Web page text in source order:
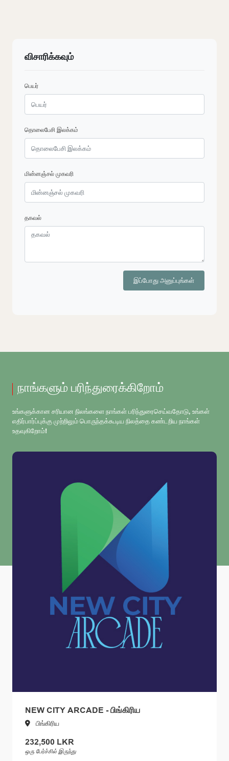
விசாரிக்கவும்
பெயர்
தொலைபேசி இலக்கம்
மின்னஞ்சல் முகவரி
தகவல்
இப்போது அனுப்புங்கள்
நாங்களும் பரிந்துரைக்கிறோம்
உங்களுக்கான சரியான நிலங்களை நாங்கள் பரிந்துரைசெய்வதோடு, உங்கள்
எதிர்பார்ப்புக்கு முற்றிலும் பொருந்தக்கூடிய நிலத்தை கண்டறிய நாங்கள்
உதவுகிறோம்!
NEW CITY ARCADE - பிங்கிரிய
பிங்கிரிய
232,500 LKR
ஒரு பேர்ச்சில் இருந்து